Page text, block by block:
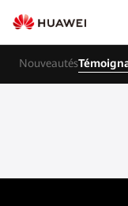
Nouveautés